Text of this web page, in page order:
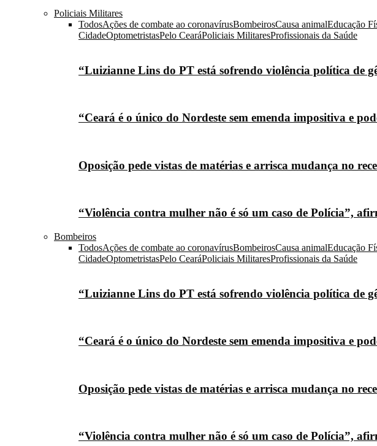
Policiais Militares
TodosAções de combate ao coronavírusBombeirosCausa animalEducação
CidadeOptometristasPelo CearáPoliciais MilitaresProfissionais da Saúde
“Luizianne Lins do PT está sofrendo violência política de
“Ceará é o único do Nordeste sem emenda impositiva e
Oposição pede vistas de matérias e arrisca mudança no
“Violência contra mulher não é só um caso de Polícia”,
Bombeiros
TodosAções de combate ao coronavírusBombeirosCausa animalEducação
CidadeOptometristasPelo CearáPoliciais MilitaresProfissionais da Saúde
“Luizianne Lins do PT está sofrendo violência política de
“Ceará é o único do Nordeste sem emenda impositiva e
Oposição pede vistas de matérias e arrisca mudança no
“Violência contra mulher não é só um caso de Polícia”,